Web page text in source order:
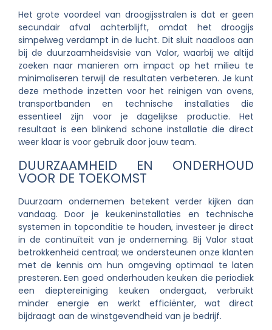
Het grote voordeel van droogijsstralen is dat er geen
secundair afval achterblijft, omdat het droogijs
simpelweg verdampt in de lucht. Dit sluit naadloos aan
bij de duurzaamheidsvisie van Valor, waarbij we altijd
zoeken naar manieren om impact op het milieu te
minimaliseren terwijl de resultaten verbeteren. Je kunt
deze methode inzetten voor het reinigen van ovens,
transportbanden en technische installaties die
essentieel zijn voor je dagelijkse productie. Het
resultaat is een blinkend schone installatie die direct
weer klaar is voor gebruik door jouw team.
DUURZAAMHEID EN ONDERHOUD
VOOR DE TOEKOMST
Duurzaam ondernemen betekent verder kijken dan
vandaag. Door je keukeninstallaties en technische
systemen in topconditie te houden, investeer je direct
in de continuïteit van je onderneming. Bij Valor staat
betrokkenheid centraal; we ondersteunen onze klanten
met de kennis om hun omgeving optimaal te laten
presteren. Een goed onderhouden keuken die periodiek
een dieptereiniging keuken ondergaat, verbruikt
minder energie en werkt efficiënter, wat direct
bijdraagt aan de winstgevendheid van je bedrijf.